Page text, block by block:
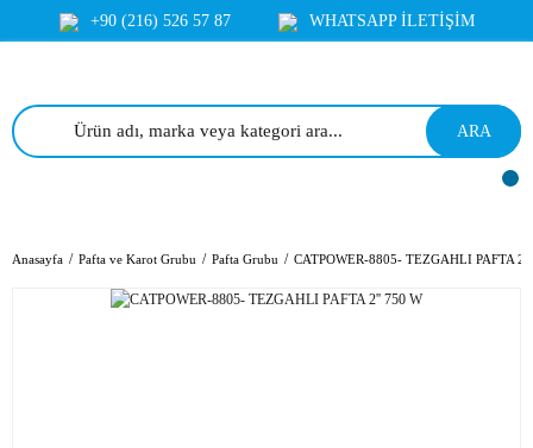
+90 (216) 526 57 87 WHATSAPP İLETİŞİM
ARA
Anasayfa Pafta ve Karot Grubu Pafta Grubu CATPOWER-8805- TEZGAHLI PAFTA 2''